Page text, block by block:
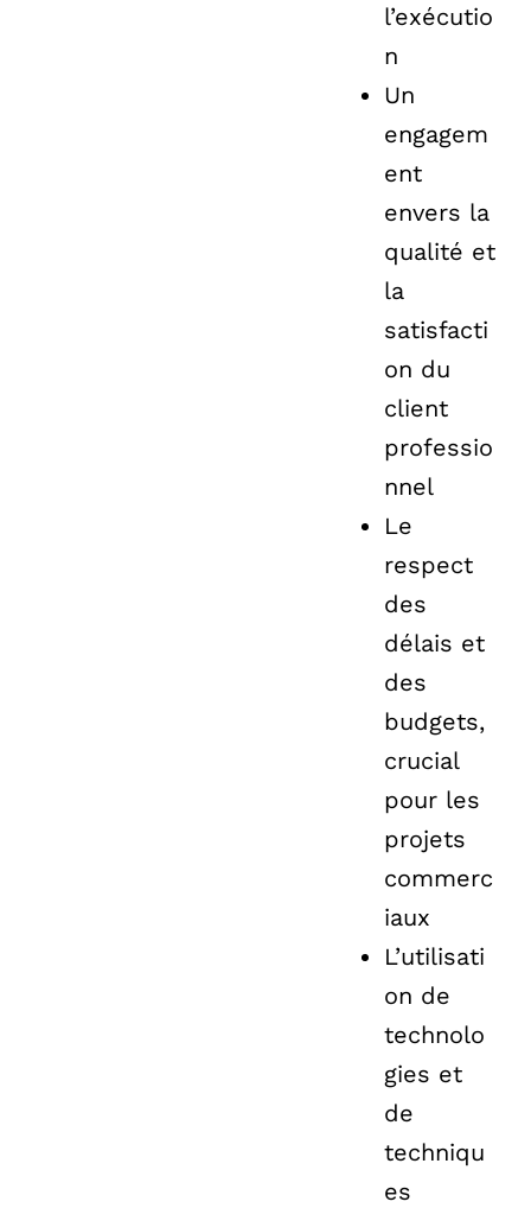
l’exécutio
n
Un
engagem
ent
envers la
qualité et
la
satisfacti
on du
client
professio
nnel
Le
respect
des
délais et
des
budgets,
crucial
pour les
projets
commerc
iaux
L’utilisati
on de
technolo
gies et
de
techniqu
es